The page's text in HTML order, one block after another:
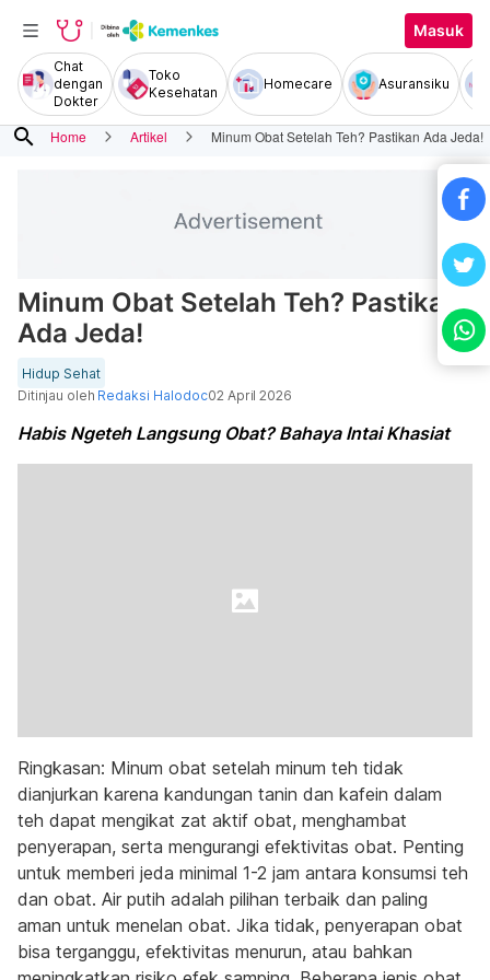
Masuk
Chat
dengan
Dokter
Toko
Kesehatan
Homecare Asuransiku
search Home Artikel Minum Obat Setelah Teh? Pastikan Ada Jeda!
Minum Obat Setelah Teh? Pastikan
Ada Jeda!
Hidup Sehat
Ditinjau oleh Redaksi Halodoc02 April 2026
Habis Ngeteh Langsung Obat? Bahaya Intai Khasiat
Ringkasan: Minum obat setelah minum teh tidak
dianjurkan karena kandungan tanin dan kafein dalam
teh dapat mengikat zat aktif obat, menghambat
penyerapan, serta mengurangi efektivitas obat. Penting
untuk memberi jeda minimal 1-2 jam antara konsumsi teh
dan obat. Air putih adalah pilihan terbaik dan paling
aman untuk menelan obat. Jika tidak, penyerapan obat
bisa terganggu, efektivitas menurun, atau bahkan